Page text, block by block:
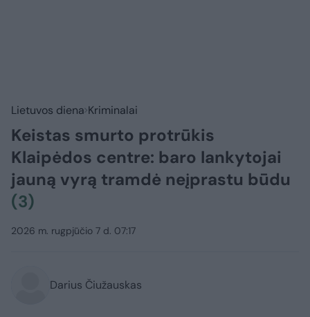
Lietuvos diena Kriminalai
Keistas smurto protrūkis
Klaipėdos centre: baro lankytojai
jauną vyrą tramdė neįprastu būdu
(3)
2026 m. rugpjūčio 7 d. 07:17
Darius Čiužauskas